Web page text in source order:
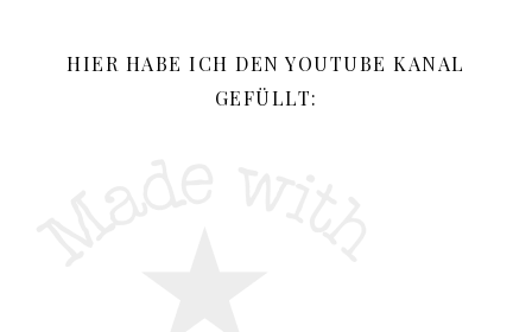
HIER HABE ICH DEN YOUTUBE KANAL
GEFÜLLT: